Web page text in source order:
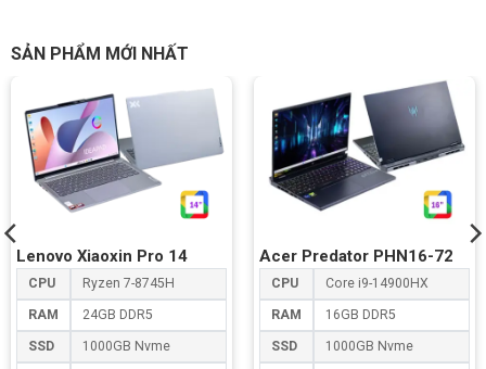
SẢN PHẨM MỚI NHẤT
Lenovo Xiaoxin Pro 14
CPU Ryzen 7-8745H
RAM 24GB DDR5
SSD 1000GB Nvme
Acer Predator PHN16-72
CPU Core i9-14900HX
RAM 16GB DDR5
SSD 1000GB Nvme